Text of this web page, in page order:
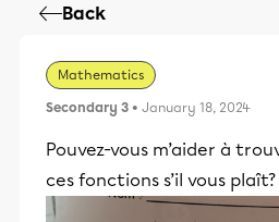
Back
Mathematics
Secondary 3 • January 18, 2024
Pouvez-vous m’aider à
ces fonctions s’il vous plaît?